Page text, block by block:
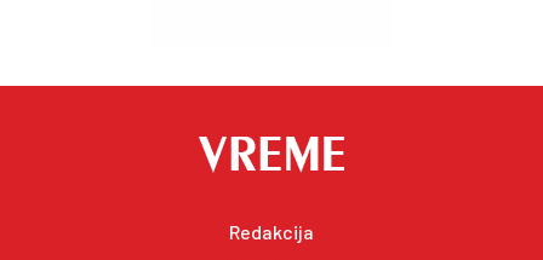
Redakcija